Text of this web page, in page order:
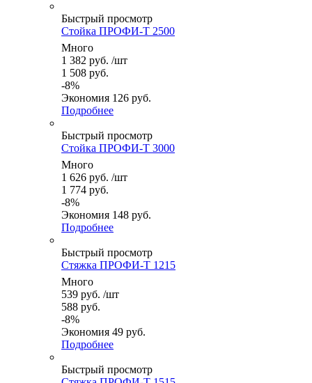
Быстрый просмотр
Стойка ПРОФИ-Т 2500
Много
1 382 руб. /шт
1 508 руб.
-8%
Экономия 126 руб.
Подробнее
Быстрый просмотр
Стойка ПРОФИ-Т 3000
Много
1 626 руб. /шт
1 774 руб.
-8%
Экономия 148 руб.
Подробнее
Быстрый просмотр
Стяжка ПРОФИ-Т 1215
Много
539 руб. /шт
588 руб.
-8%
Экономия 49 руб.
Подробнее
Быстрый просмотр